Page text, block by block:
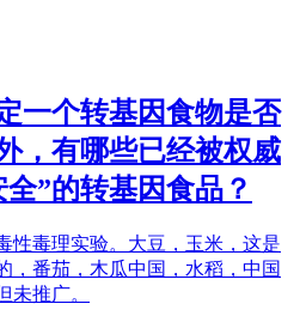
一个转基因食物是否
，有哪些已经被权威
”的转基因食品？
性毒理实验。大豆，玉米，这是
，番茄，木瓜中国，水稻，中国
未推广。